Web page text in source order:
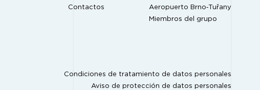
Contactos
Aeropuerto Brno‑Tuřany
Miembros del grupo
Condiciones de tratamiento de datos personales
Aviso de protección de datos personales